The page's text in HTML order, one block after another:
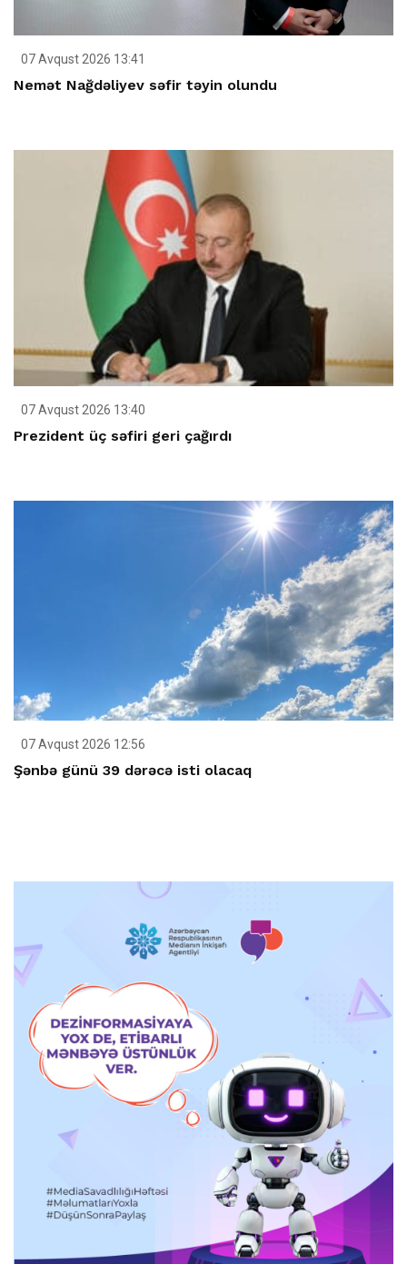
07 Avqust 2026 13:41
Nemət Nağdəliyev səfir təyin olundu
07 Avqust 2026 13:40
Prezident üç səfiri geri çağırdı
07 Avqust 2026 12:56
Şənbə günü 39 dərəcə isti olacaq